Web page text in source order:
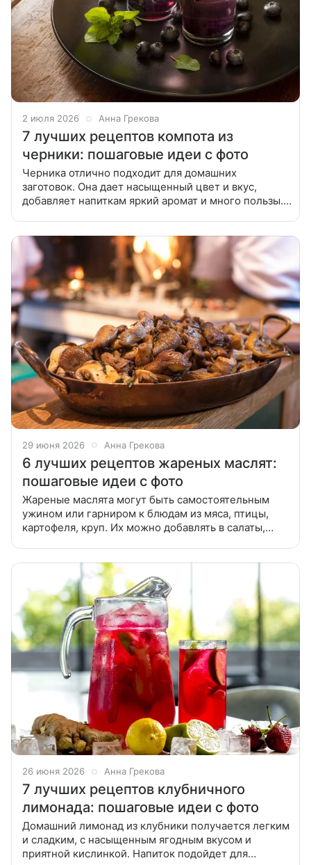
2 июля 2026 Анна Грекова
7 лучших рецептов компота из
черники: пошаговые идеи с фото
Черника отлично подходит для домашних
заготовок. Она дает насыщенный цвет и вкус,
добавляет напиткам яркий аромат и много пользы.
29 июня 2026 Анна Грекова
6 лучших рецептов жареных маслят:
пошаговые идеи с фото
Жареные маслята могут быть самостоятельным
ужином или гарниром к блюдам из мяса, птицы,
картофеля, круп. Их можно добавлять в салаты,
26 июня 2026 Анна Грекова
7 лучших рецептов клубничного
лимонада: пошаговые идеи с фото
Домашний лимонад из клубники получается легким
и сладким, с насыщенным ягодным вкусом и
приятной кислинкой. Напиток подойдет для